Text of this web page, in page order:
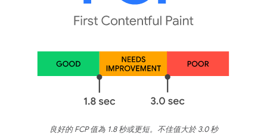
良好的 FCP 值為 1.8 秒或更短。不佳值大於 3.0 秒